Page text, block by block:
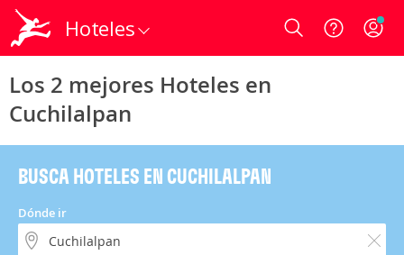
Hoteles Login
Los 2 mejores Hoteles en
Cuchilalpan
BUSCA HOTELES EN CUCHILALPAN
Dónde ir